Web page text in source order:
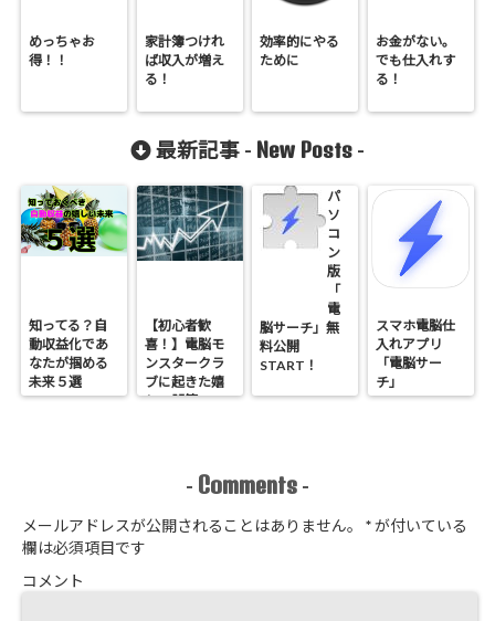
めっちゃお
得！！
家計簿つけれ
ば収入が増え
る！
効率的にやる
ために
お金がない。
でも仕入れす
る！
最新記事 - New Posts -
知ってる？自
動収益化であ
なたが掴める
未来５選
【初心者歓
喜！】電脳モ
ンスタークラ
ブに起きた嬉
しい誤算
パ
ソ
コ
ン
版
「
電
脳サーチ」無
料公開
START！
スマホ電脳仕
入れアプリ
「電脳サー
チ」
- Comments -
メールアドレスが公開されることはありません。 *が付いている
欄は必須項目です
コメント